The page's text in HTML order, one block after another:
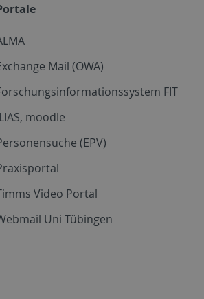
Mail (OWA)
FIT
moodle
(EPV)
Video Portal
Uni Tübingen